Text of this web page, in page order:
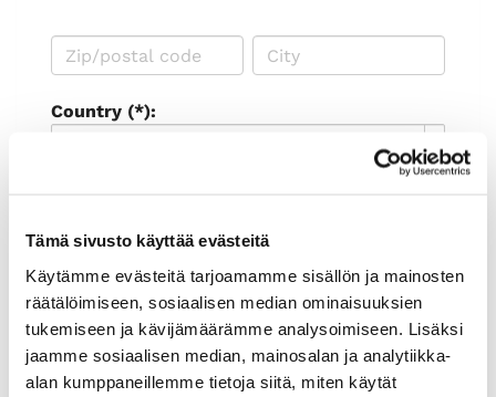
Tämä sivusto käyttää evästeitä
Käytämme evästeitä tarjoamamme sisällön ja mainosten
räätälöimiseen, sosiaalisen median ominaisuuksien
tukemiseen ja kävijämäärämme analysoimiseen. Lisäksi
jaamme sosiaalisen median, mainosalan ja analytiikka-
alan kumppaneillemme tietoja siitä, miten käytät
Country (*):
I'd like to receive the Rauman
kauppakamari newsletter
I accept the terms of use (*)
(*) Information is mandatory